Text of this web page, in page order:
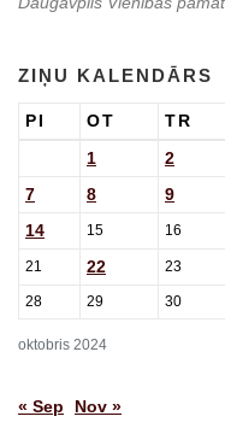
ZIŅU KALENDĀRS
oktobris 2024
PI OT TR
1
2
7 8 9
14 15 16
21 22 23
28 29 30
« Sep Nov »